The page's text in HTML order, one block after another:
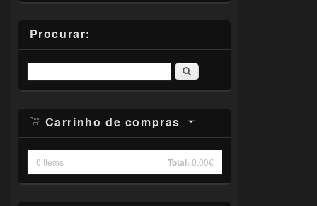
Procurar:
Pesquisar
Carrinho de compras
0 Items Total: 0.00€